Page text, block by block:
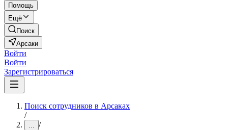
Помощь
Ещё
Поиск
Арсаки
Войти
Войти
Зарегистрироваться
Поиск сотрудников в Арсаках
/
... /